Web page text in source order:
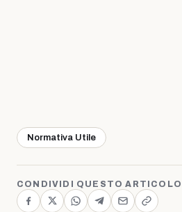
Normativa Utile
CONDIVIDI QUESTO ARTICOLO